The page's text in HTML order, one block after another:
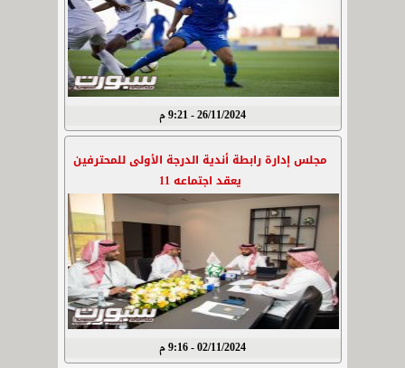
26/11/2024 - 9:21 م
مجلس إدارة رابطة أندية الدرجة الأولى للمحترفين
يعقد اجتماعه 11
02/11/2024 - 9:16 م